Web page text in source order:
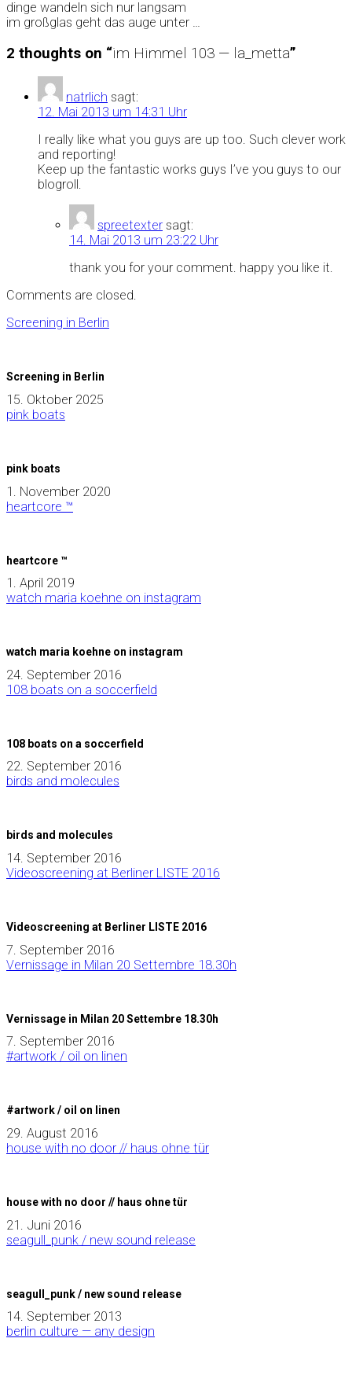
dinge wandeln sich nur langsam
im großglas geht das auge unter …
2 thoughts on “im Himmel 103 — la_metta”
natrlich sagt:
12. Mai 2013 um 14:31 Uhr
I really like what you guys are up too. Such clever work
and reporting!
Keep up the fantastic works guys I’ve you guys to our
blogroll.
spreetexter sagt:
14. Mai 2013 um 23:22 Uhr
thank you for your comment. happy you like it.
Comments are closed.
Screening in Berlin
Screening in Berlin
15. Oktober 2025
pink boats
pink boats
1. November 2020
heartcore ™
heartcore ™
1. April 2019
watch maria koehne on instagram
watch maria koehne on instagram
24. September 2016
108 boats on a soccerfield
108 boats on a soccerfield
22. September 2016
birds and molecules
birds and molecules
14. September 2016
Videoscreening at Berliner LISTE 2016
Videoscreening at Berliner LISTE 2016
7. September 2016
Vernissage in Milan 20 Settembre 18.30h
Vernissage in Milan 20 Settembre 18.30h
7. September 2016
#artwork / oil on linen
#artwork / oil on linen
29. August 2016
house with no door // haus ohne tür
house with no door // haus ohne tür
21. Juni 2016
seagull_punk / new sound release
seagull_punk / new sound release
14. September 2013
berlin culture — any design